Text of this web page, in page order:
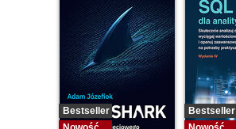
Bestseller
Bestseller